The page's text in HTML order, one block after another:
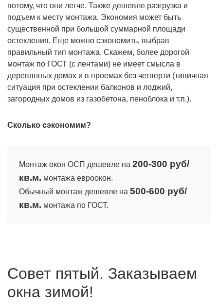
потому, что они легче. Также дешевле разгрузка и
подъем к месту монтажа. Экономия может быть
существенной при большой суммарной площади
остекления. Еще можно сэкономить, выбрав
правильный тип монтажа. Скажем, более дорогой
монтаж по ГОСТ (с лентами) не имеет смысла в
деревянных домах и в проемах без четверти (типичная
ситуация при остеклении балконов и лоджий,
загородных домов из газобетона, пеноблока и т.п.).
Сколько сэкономим?
Монтаж окон ОСП дешевле на 200-300 руб/
кв.м. монтажа евроокон.
Обычный монтаж дешевле на 500-600 руб/
кв.м. монтажа по ГОСТ.
Совет пятый. Заказываем
окна зимой!